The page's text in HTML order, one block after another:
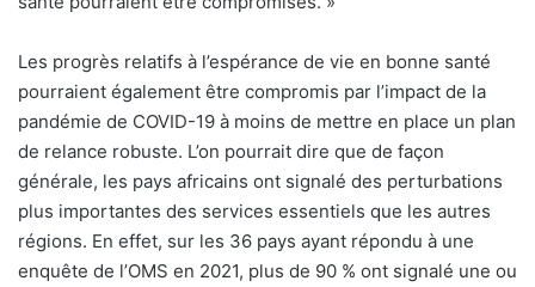
Les progrès relatifs à l’espérance de vie en bonne santé
pourraient également être compromis par l’impact de la
pandémie de COVID-19 à moins de mettre en place un plan
de relance robuste. L’on pourrait dire que de façon
générale, les pays africains ont signalé des perturbations
plus importantes des services essentiels que les autres
régions. En effet, sur les 36 pays ayant répondu à une
enquête de l’OMS en 2021, plus de 90 % ont signalé une ou